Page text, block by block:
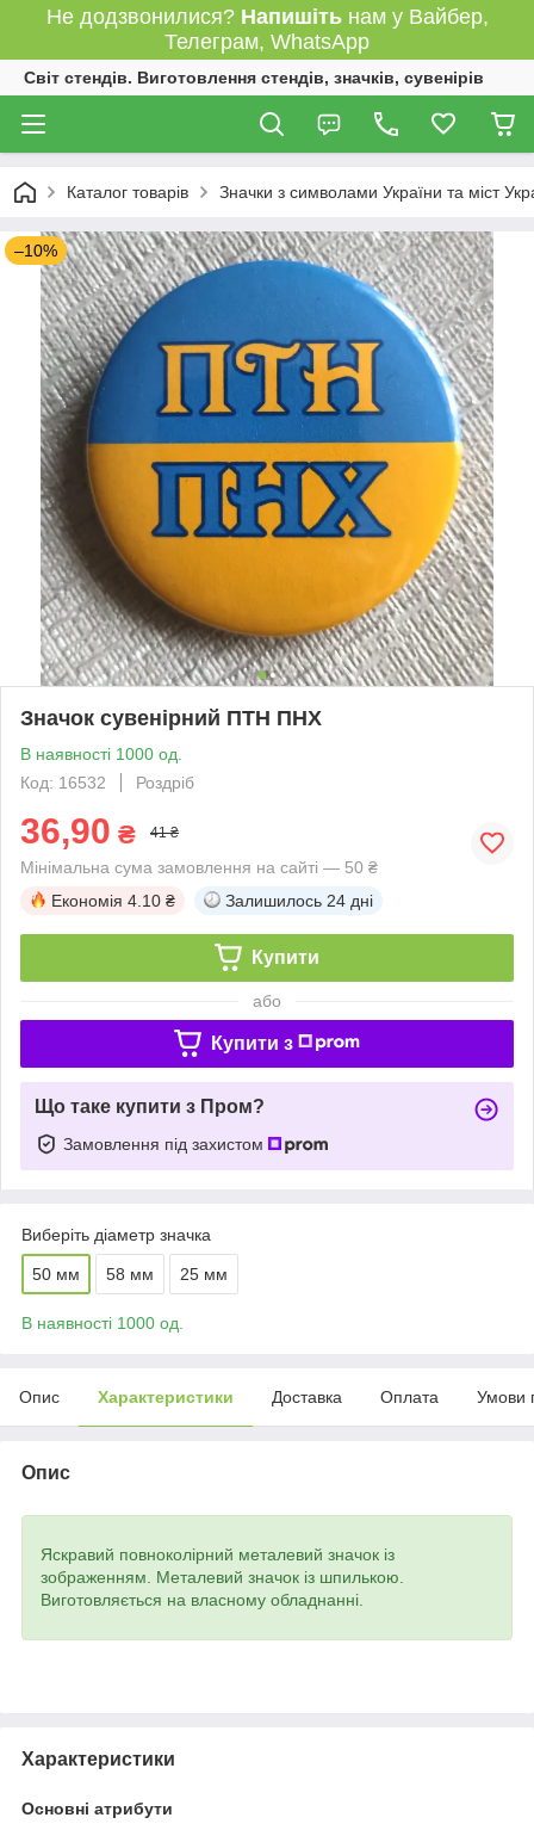
Не додзвонилися? Напишітьнам у Вайбер,
Телеграм, WhatsApp
Світ стендів. Виготовлення стендів, значків, сувенірів
Каталог товарів Значки з символами України та міст
–10%
Значок сувенірний ПТН ПНХ
В наявності 1000 од.
Код: 16532
Роздріб
36,90 ₴ 41 ₴
Мінімальна сума замовлення на сайті — 50 ₴
Економія 4.10 ₴ Залишилось 24 дні
Купити
або
Купити з
Що таке купити з Пром?
Замовлення під захистом
Виберіть діаметр значка
50 мм 58 мм 25 мм
В наявності 1000 од.
Опис Характеристики Доставка Оплата Умови
Опис
Яскравий повноколірний металевий значок із
зображенням. Металевий значок із шпилькою.
Виготовляється на власному обладнанні.
Характеристики
Основні атрибути